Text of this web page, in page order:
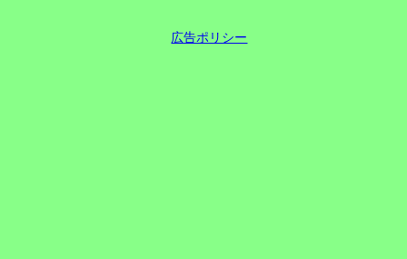
広告ポリシー